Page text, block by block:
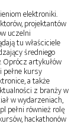
elektroniki.
projektantów
uczelni
tu właściciele
średniego
artykułów
kursy
a także
z branży w
w wydarzeniach,
pełni również rolę
hackathonów